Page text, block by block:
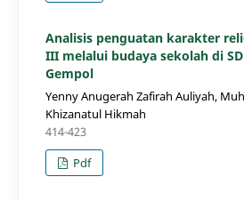
Analisis penguatan karakter
III melalui budaya sekolah di
Gempol
Yenny Anugerah Zafirah Auliyah,
Khizanatul Hikmah
414-423
Pdf